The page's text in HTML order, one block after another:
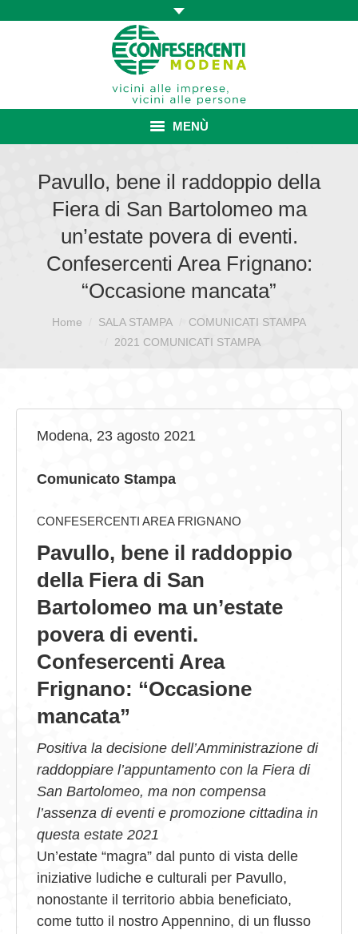
MENÙ
ASSOCIAZIONE
ISCRIZIONE E VANTAGGI
SERVIZI
Pavullo, bene il raddoppio della
Fiera di San Bartolomeo ma
un’estate povera di eventi.
Confesercenti Area Frignano:
“Occasione mancata”
Sei qui:Home SALA STAMPA
COMUNICATI STAMPA
2021 COMUNICATI STAMPA
Modena, 23 agosto 2021
Comunicato Stampa
CONFESERCENTI AREA FRIGNANO
Pavullo, bene il raddoppio
della Fiera di San
Bartolomeo ma un’estate
povera di eventi.
Confesercenti Area
Frignano: “Occasione
mancata”
Positiva la decisione dell’Amministrazione di
raddoppiare l’appuntamento con la Fiera di
San Bartolomeo, ma non compensa
l’assenza di eventi e promozione cittadina in
questa estate 2021
Un’estate “magra” dal punto di vista delle
iniziative ludiche e culturali per Pavullo,
nonostante il territorio abbia beneficiato,
come tutto il nostro Appennino, di un flusso